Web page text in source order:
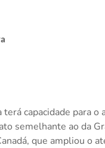
capacidade para
semelhante ao da
que ampliou o